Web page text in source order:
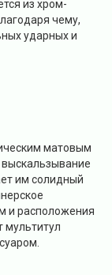
из хром-
чему,
ударных и
матовым
им солидный
и расположения
мультитул